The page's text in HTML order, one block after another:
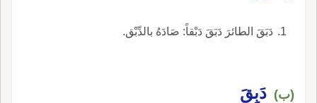
دَبَقَ الطائرَ دَبَقَ دَبْقاً: صَادَهُ بالدِّبْق.
(ب) دَبِقَ